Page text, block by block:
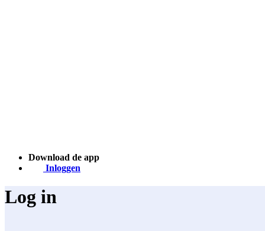
Download de app
Inloggen
Log in